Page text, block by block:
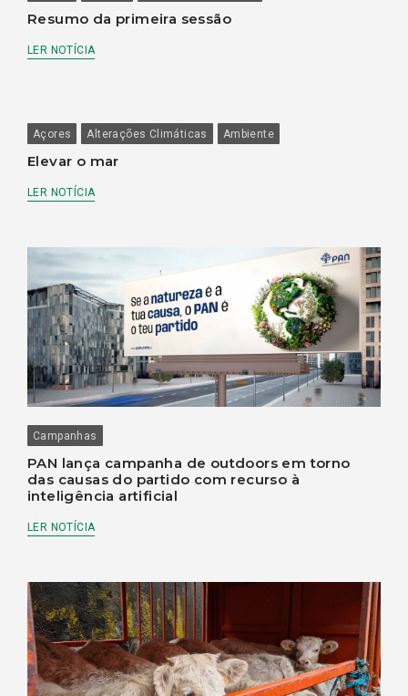
Resumo da primeira sessão
LER NOTÍCIA
Açores Alterações Climáticas Ambiente
Elevar o mar
LER NOTÍCIA
Campanhas
PAN lança campanha de outdoors em torno
das causas do partido com recurso à
inteligência artificial
LER NOTÍCIA